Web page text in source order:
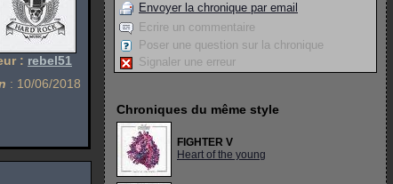
: rebel51
: 10/06/2018
Envoyer la chronique par email
Ecrire un commentaire
Poser une question sur la chronique
Signaler une erreur
Chroniques du même style
FIGHTER V
Heart of the young